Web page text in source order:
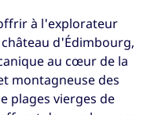
à l'explorateur
d'Édimbourg,
au cœur de la
montagneuse des
plages vierges de